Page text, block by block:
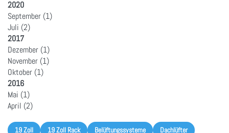
2020
September (1)
Juli (2)
2017
Dezember (1)
November (1)
Oktober (1)
2016
Mai (1)
April (2)
19 Zoll 19 Zoll Rack Belüftungssysteme Dachlüfter